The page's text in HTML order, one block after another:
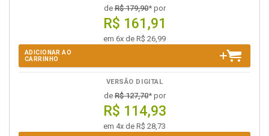
deR$ 179,90* por
R$ 161,91
em 6x de R$ 26,99
ADICIONAR AO
CARRINHO
VERSÃO DIGITAL
deR$ 127,70* por
R$ 114,93
em 4x de R$ 28,73